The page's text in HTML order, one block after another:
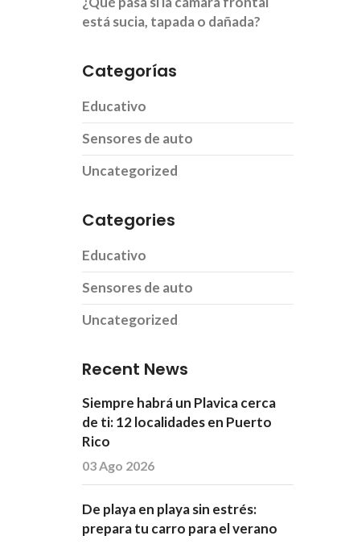
está sucia, tapada o dañada?
Categorías
Educativo
Sensores de auto
Uncategorized
Categories
Educativo
Sensores de auto
Uncategorized
Recent News
Siempre habrá un Plavica cerca
de ti: 12 localidades en Puerto
Rico
03 Ago 2026
De playa en playa sin estrés:
prepara tu carro para el verano